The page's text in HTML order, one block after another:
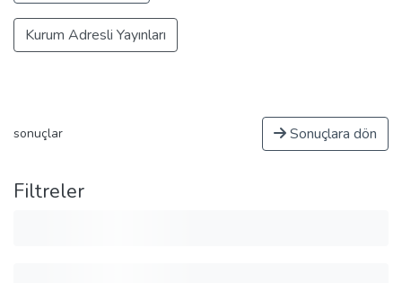
Kurum Adresli Yayınları
sonuçlar Sonuçlara dön
Filtreler